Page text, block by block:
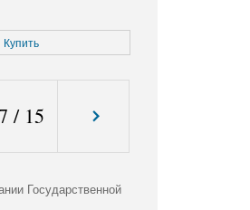
Купить
/ 15
Государственной